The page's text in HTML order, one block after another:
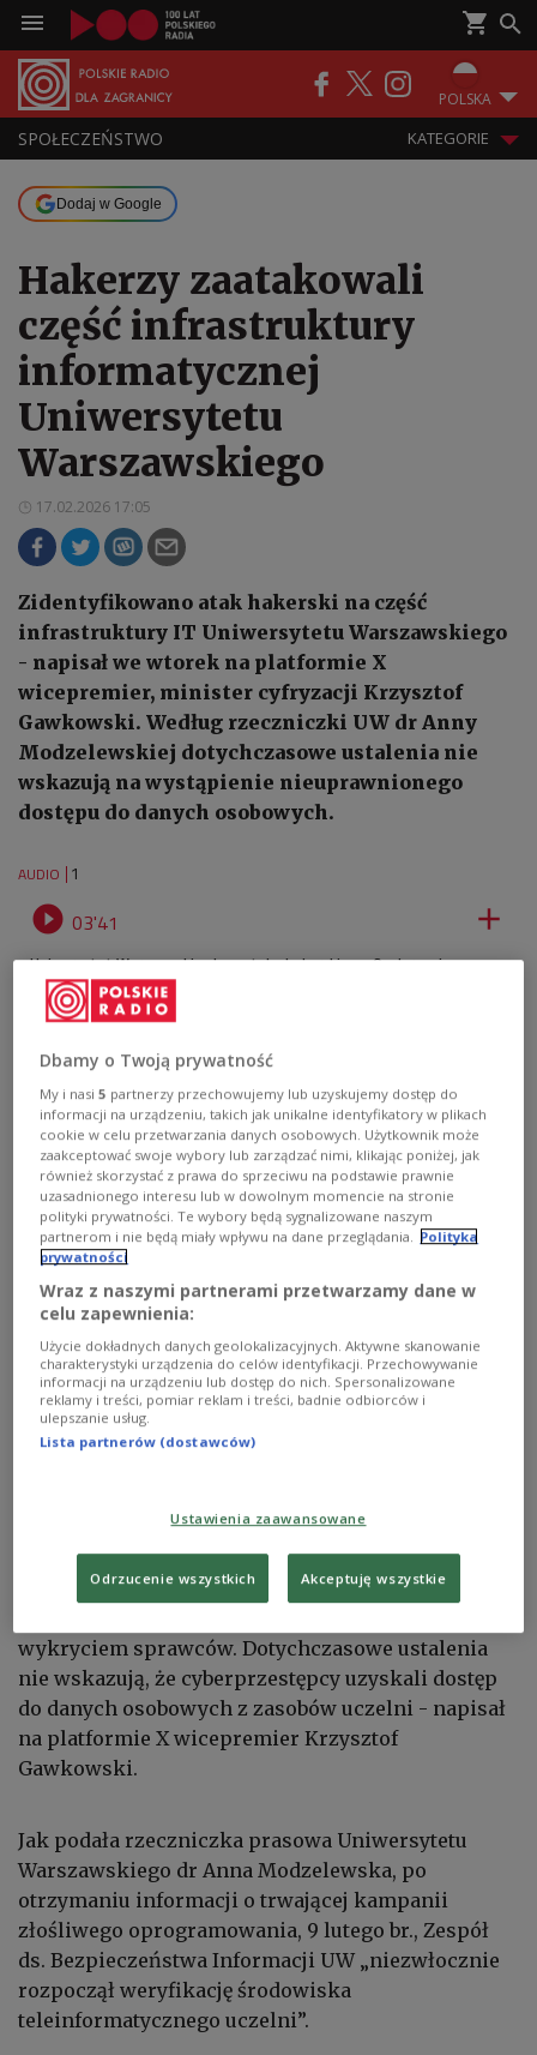
POLSKA
SPOŁECZEŃSTWO KATEGORIE
Dodaj w Google
Hakerzy zaatakowali
część infrastruktury
informatycznej
Uniwersytetu
Warszawskiego
17.02.2026 17:05
Zidentyfikowano atak hakerski na część
infrastruktury IT Uniwersytetu Warszawskiego
- napisał we wtorek na platformie X
wicepremier, minister cyfryzacji Krzysztof
Gawkowski. Według rzeczniczki UW dr Anny
Modzelewskiej dotychczasowe ustalenia nie
wskazują na wystąpienie nieuprawnionego
dostępu do danych osobowych.
AUDIO 1
 03'41 
Uniwersytet Warszawski celem ataku hakerskiego. O zdarzeniu
poinformował dziś (17.02) resort cyfryzacji. Dotychczasowe ustalenia
wskazują, że cyberprzestępcy nie uzyskali dostępu do danych
osobowych z zasobów UW.
Uniwersytet Warszawski PAP
- Złośliwe oprogramowanie zostało
państwa, które rozpoczęły intensywne działania.
Podjęto m.in. kroki związane z zapewnieniem
bezpieczeństwa oraz ograniczeniem skutków
wykryciem sprawców. Dotychczasowe ustalenia
nie wskazują, że cyberprzestępcy uzyskali dostęp
do danych osobowych z zasobów uczelni - napisał
na platformie X wicepremier Krzysztof
Gawkowski.
Jak podała rzeczniczka prasowa Uniwersytetu
Warszawskiego dr Anna Modzelewska, po
otrzymaniu informacji o trwającej kampanii
złośliwego oprogramowania, 9 lutego br., Zespół
ds. Bezpieczeństwa Informacji UW „niezwłocznie
rozpoczął weryfikację środowiska
teleinformatycznego uczelni”.
Dbamy o Twoją prywatność
My i nasi5 partnerzy przechowujemy lub uzyskujemy dostęp do
informacji na urządzeniu, takich jak unikalne identyfikatory w plikach
cookie w celu przetwarzania danych osobowych. Użytkownik może
zaakceptować swoje wybory lub zarządzać nimi, klikając poniżej, jak
również skorzystać z prawa do sprzeciwu na podstawie prawnie
uzasadnionego interesu lub w dowolnym momencie na stronie
polityki prywatności. Te wybory będą sygnalizowane naszym
partnerom i nie będą miały wpływu na dane przeglądania. Polityka
prywatności
Wraz z naszymi partnerami przetwarzamy dane w
celu zapewnienia:
Użycie dokładnych danych geolokalizacyjnych. Aktywne skanowanie
charakterystyki urządzenia do celów identyfikacji. Przechowywanie
informacji na urządzeniu lub dostęp do nich. Spersonalizowane
reklamy i treści, pomiar reklam i treści, badnie odbiorców i
ulepszanie usług.
Lista partnerów (dostawców)
Ustawienia zaawansowane
Odrzucenie wszystkich Akceptuję wszystkie